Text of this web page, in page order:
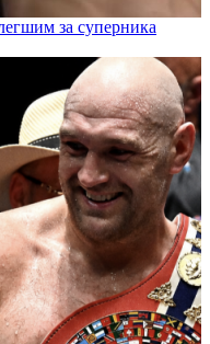
за суперника